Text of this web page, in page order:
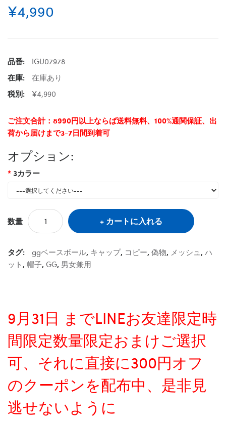
¥4,990
品番:
IGU07978
在庫:
在庫あり
税別:
¥4,990
ご注文合計：8990円以上ならば送料無料、100%通関保証、出
荷から届けまで3-7日間到着可
オプション:
3カラー
数量 カートに入れる
タグ: ggベースボール, キャップ, コピー, 偽物, メッシュ, ハ
ット , 帽子, GG, 男女兼用
9月31日 までLINEお友達限定時
間限定数量限定おまけご選択
可、それに直接に300円オフ
のクーポンを配布中、是非見
逃せないように